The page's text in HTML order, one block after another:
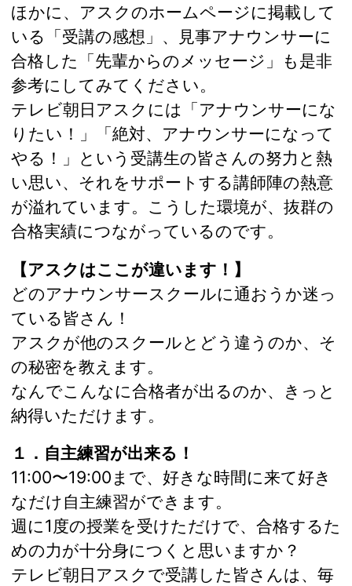
ほかに、アスクのホームページに掲載して
いる「受講の感想」、見事アナウンサーに
合格した「先輩からのメッセージ」も是非
参考にしてみてください。
テレビ朝日アスクには「アナウンサーにな
りたい！」「絶対、アナウンサーになって
やる！」という受講生の皆さんの努力と熱
い思い、それをサポートする講師陣の熱意
が溢れています。こうした環境が、抜群の
合格実績につながっているのです。
【アスクはここが違います！】
どのアナウンサースクールに通おうか迷っ
ている皆さん！
アスクが他のスクールとどう違うのか、そ
の秘密を教えます。
なんでこんなに合格者が出るのか、きっと
納得いただけます。
１．自主練習が出来る！
11:00〜19:00まで、好きな時間に来て好き
なだけ自主練習ができます。
週に1度の授業を受けただけで、合格するた
めの力が十分身につくと思いますか？
テレビ朝日アスクで受講した皆さんは、毎